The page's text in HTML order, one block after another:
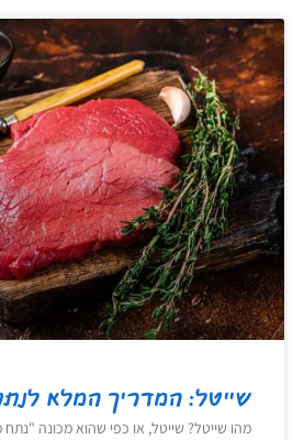
שייטל: המדריך המלא לנתח